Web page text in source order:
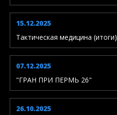
15.12.2025
Тактическая медицина (итоги)
07.12.2025
"ГРАН ПРИ ПЕРМЬ 26"
26.10.2025